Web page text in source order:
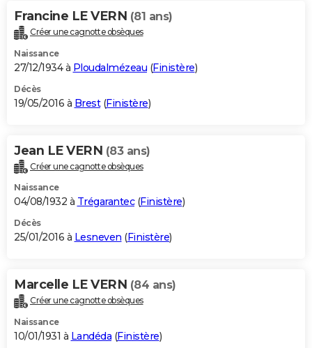
Francine LE VERN (81 ans)
Créer une cagnotte obsèques
Naissance
27/12/1934 à Ploudalmézeau (Finistère)
Décès
19/05/2016 à Brest(Finistère)
Jean LE VERN (83 ans)
Créer une cagnotte obsèques
Naissance
04/08/1932 à Trégarantec(Finistère)
Décès
25/01/2016 à Lesneven (Finistère)
Marcelle LE VERN (84 ans)
Créer une cagnotte obsèques
Naissance
10/01/1931 à Landéda (Finistère)